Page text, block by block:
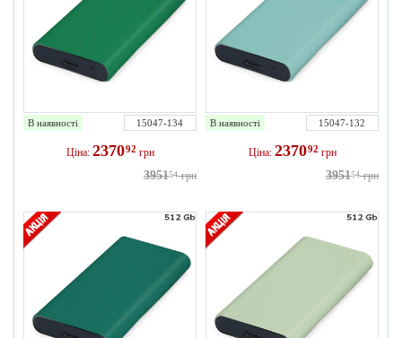
В наявності 15047-134
Ціна: 237092 грн
395154 грн
В наявності 15047-132
Ціна: 237092 грн
395154 грн